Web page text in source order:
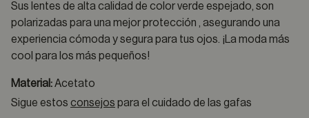
Sus lentes de alta calidad de color verde espejado, son
polarizadas para una mejor protección , asegurando una
experiencia cómoda y segura para tus ojos. ¡La moda más
cool para los más pequeños!
Material:Acetato
Sigue estos consejos para el cuidado de las gafas